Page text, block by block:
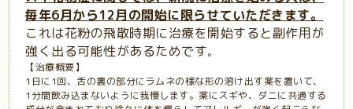
毎年6月から12月の開始に限らせていただきます。
これは花粉の飛散時期に治療を開始すると副作用が
強く出る可能性があるためです。
【治療概要】
1日に1回、舌の裏の部分にラムネの様な形の溶け出す薬を置いて、
1分間飲み込まないように我慢します。薬にスギや、ダニに共通する